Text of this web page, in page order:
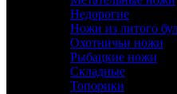
Недорогие
Ножи из литого
Охотничьи ножи
Рыбацкие ножи
Складные
Топорики